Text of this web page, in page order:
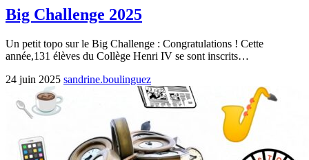
Big Challenge 2025
Un petit topo sur le Big Challenge : Congratulations ! Cette
année,131 élèves du Collège Henri IV se sont inscrits…
24 juin 2025 sandrine.boulinguez